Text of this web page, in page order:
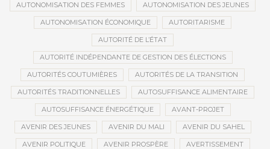
AUTONOMISATION DES FEMMES AUTONOMISATION DES JEUNES
AUTONOMISATION ÉCONOMIQUE AUTORITARISME
AUTORITÉ DE L’ÉTAT
AUTORITÉ INDÉPENDANTE DE GESTION DES ÉLECTIONS
AUTORITÉS COUTUMIÈRES AUTORITÉS DE LA TRANSITION
AUTORITÉS TRADITIONNELLES AUTOSUFFISANCE ALIMENTAIRE
AUTOSUFFISANCE ÉNERGÉTIQUE AVANT-PROJET
AVENIR DES JEUNES AVENIR DU MALI AVENIR DU SAHEL
AVENIR POLITIQUE AVENIR PROSPÈRE AVERTISSEMENT